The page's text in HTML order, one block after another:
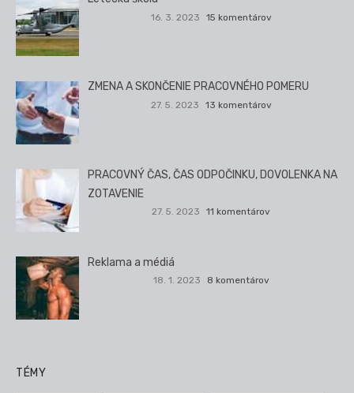
16. 3. 2023 15 komentárov
ZMENA A SKONČENIE PRACOVNÉHO POMERU
27. 5. 2023 13 komentárov
PRACOVNÝ ČAS, ČAS ODPOČINKU, DOVOLENKA NA
ZOTAVENIE
27. 5. 2023 11 komentárov
Reklama a médiá
18. 1. 2023 8 komentárov
TÉMY